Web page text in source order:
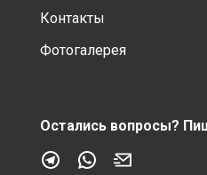
Контакты
Фотогалерея
Остались вопросы?